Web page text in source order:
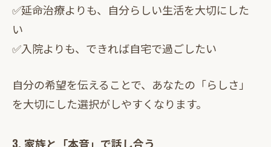
✅延命治療よりも、自分らしい生活を大切にした
い
✅入院よりも、できれば自宅で過ごしたい
自分の希望を伝えることで、あなたの「らしさ」
を大切にした選択がしやすくなります。
3. 家族と「本音」で話し合う